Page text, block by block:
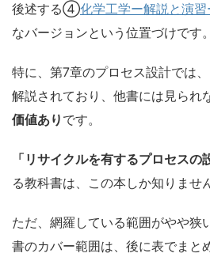
後述する④化学工学ー解説と演習
なバージョンという位置づけです
特に、第7章のプロセス設計では
解説されており、他書には見られ
価値あり です。
「リサイクルを有するプロセスの
る教科書は、この本しか知りませ
ただ、網羅している範囲がやや狭
書のカバー範囲は、後に表でまと